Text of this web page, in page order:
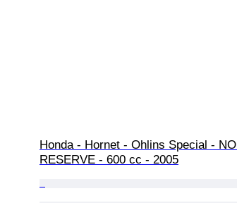
Honda - Hornet - Ohlins Special - NO
RESERVE - 600 cc - 2005